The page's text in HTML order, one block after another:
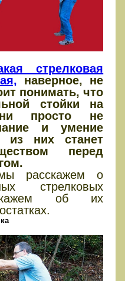
стрелковая
наверное, не
понимать, что
стойки на
просто не
и умение
из них станет
перед
расскажем о
стрелковых
об их